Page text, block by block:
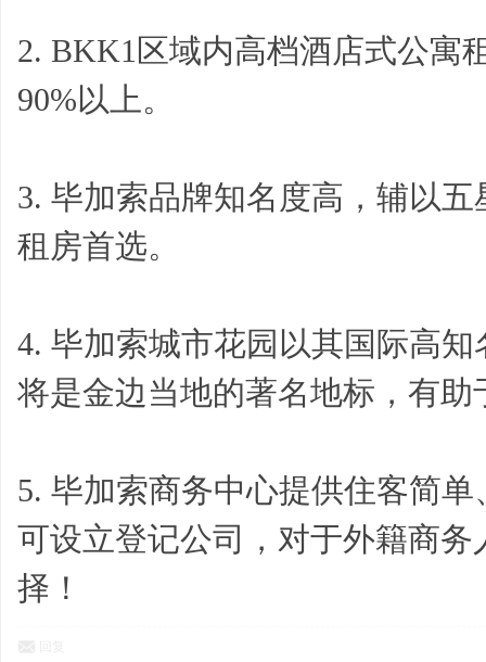
2. BKK1区域内高档酒店式公寓
90%以上。
3. 毕加索品牌知名度高，辅以
租房首选。
4. 毕加索城市花园以其国际高
将是金边当地的著名地标，有
5. 毕加索商务中心提供住客简
可设立登记公司，对于外籍商
择！